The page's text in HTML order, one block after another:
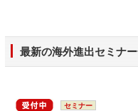
最新の海外進出セミナ
セミナー